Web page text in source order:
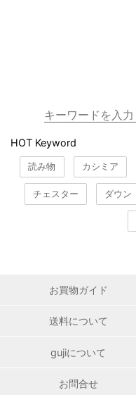
HOT Keyword
読み物 カシミア
チェスター ダウン
お買物ガイド
送料について
gujiについて
お問合せ